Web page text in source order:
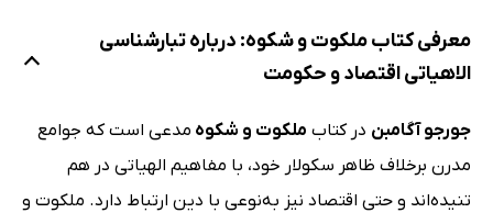
معرفی کتاب ملکوت و شکوه: درباره تبارشناسی
الاهیاتی اقتصاد و حکومت
جورجو آگامبن در کتاب ملکوت و شکوه مدعی است که جوامع
مدرن برخلاف ظاهر سکولار خود،‌ با مفاهیم الهیاتی در هم
تنیده‌اند و حتی اقتصاد نیز به‌نوعی با دین ارتباط دارد. ملکوت و